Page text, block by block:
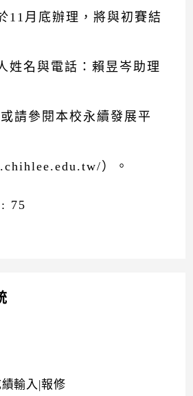
11月底辦理，將與初賽結
姓名與電話：賴昱岑助理
請參閱本校永續發展平
）。
75
輸入|報修